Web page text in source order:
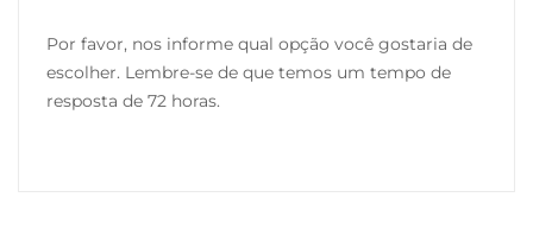
Por favor, nos informe qual opção você gostaria de
escolher. Lembre-se de que temos um tempo de
resposta de 72 horas.